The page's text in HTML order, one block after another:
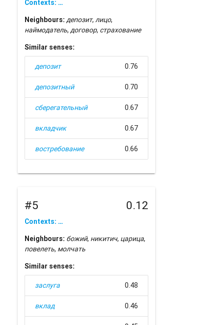
Contexts: …
Neighbours: депозит,лицо,
наймодатель,договор, страхование
Similar senses:
депозит 0.76
депозитный 0.70
сберегательный 0.67
вкладчик 0.67
востребование 0.66
#5 0.12
Contexts: …
Neighbours: божий, никитич, царица,
повелеть, молчать
Similar senses:
заслуга 0.48
вклад 0.46